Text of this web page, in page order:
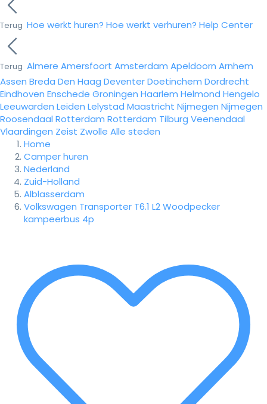
Terug Hoe werkt huren? Hoe werkt verhuren? Help Center
Terug Almere Amersfoort Amsterdam Apeldoorn Arnhem
Assen Breda Den Haag DeventerDoetinchem Dordrecht
Eindhoven Enschede Groningen Haarlem Helmond Hengelo
Leeuwarden Leiden Lelystad Maastricht Nijmegen Nijmegen
Roosendaal Rotterdam Rotterdam Tilburg Veenendaal
Vlaardingen Zeist Zwolle Alle steden
Home
Camper huren
Nederland
Zuid-Holland
Alblasserdam
Volkswagen Transporter T6.1 L2 Woodpecker
kampeerbus 4p